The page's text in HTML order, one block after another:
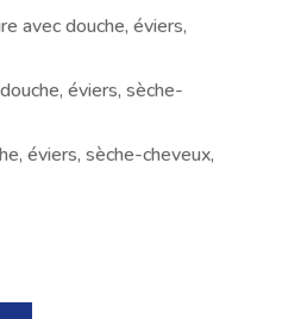
avec douche, éviers,
éviers, sèche-
éviers, sèche-cheveux,